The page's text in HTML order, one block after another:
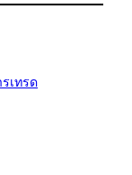
เทรด